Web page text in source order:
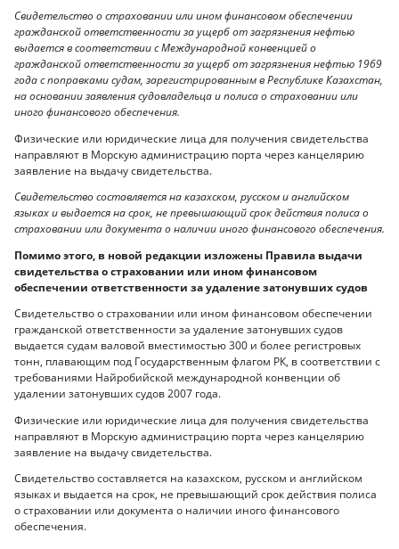
Свидетельство о страховании или ином финансовом обеспечении
гражданской ответственности за ущерб от загрязнения нефтью
выдается в соответствии с Международной конвенцией о
гражданской ответственности за ущерб от загрязнения нефтью 1969
года с поправками судам, зарегистрированным в Республике Казахстан,
на основании заявления судовладельца и полиса о страховании или
иного финансового обеспечения.
Физические или юридические лица для получения свидетельства
направляют в Морскую администрацию порта через канцелярию
заявление на выдачу свидетельства.
Свидетельство составляется на казахском, русском и английском
языках и выдается на срок, не превышающий срок действия полиса о
страховании или документа о наличии иного финансового обеспечения.
Помимо этого, в новой редакции изложены Правила выдачи
свидетельства о страховании или ином финансовом
обеспечении ответственности за удаление затонувших судов
Свидетельство о страховании или ином финансовом обеспечении
гражданской ответственности за удаление затонувших судов
выдается судам валовой вместимостью 300 и более регистровых
тонн, плавающим под Государственным флагом РК, в соответствии с
требованиями Найробийской международной конвенции об
удалении затонувших судов 2007 года.
Физические или юридические лица для получения свидетельства
направляют в Морскую администрацию порта через канцелярию
заявление на выдачу свидетельства.
Свидетельство составляется на казахском, русском и английском
языках и выдается на срок, не превышающий срок действия полиса
о страховании или документа о наличии иного финансового
обеспечения.